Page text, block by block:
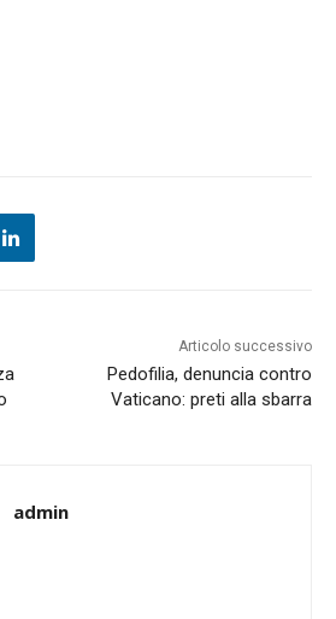
Articolo successivo
Pedofilia, denuncia contro
Vaticano: preti alla sbarra
admin